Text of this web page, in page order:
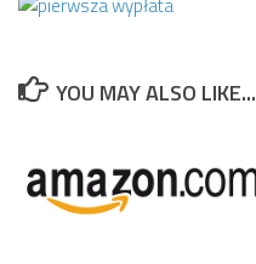
YOU MAY ALSO LIKE...